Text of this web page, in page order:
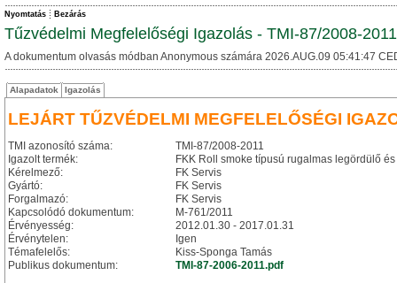
Nyomtatás Bezárás
Tűzvédelmi Megfelelőségi Igazolás - TMI-87/2008-2011
A dokumentum olvasás módban Anonymous számára 2026.AUG.09 05:41:47
Alapadatok Igazolás
LEJÁRT TŰZVÉDELMI MEGFELELŐSÉGI
TMI azonosító száma:
TMI-87/2008-2011
Igazolt termék:
FKK Roll smoke típusú rugalmas legördülő
Kérelmező:
FK Servis
Gyártó:
FK Servis
Forgalmazó:
FK Servis
Kapcsolódó dokumentum:
M-761/2011
Érvényesség:
2012.01.30 - 2017.01.31
Érvénytelen:
Igen
Témafelelős:
Kiss-Sponga Tamás
Publikus dokumentum:
TMI-87-2006-2011.pdf